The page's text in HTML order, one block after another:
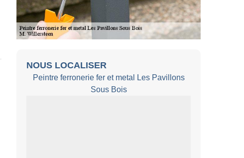
NOUS LOCALISER
Peintre ferronerie fer et metal Les Pavillons
Sous Bois